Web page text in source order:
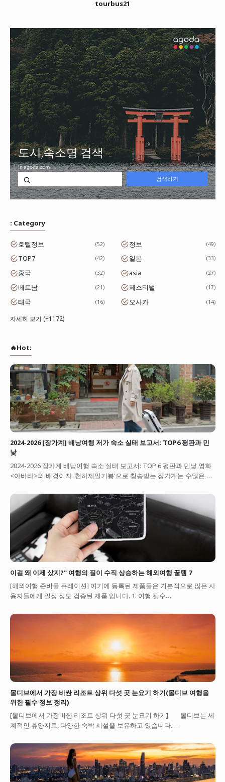
tourbus21
: Category
호텔정보 52 정보 49
TOP7 42 일본 33
중국 32 asia 27
베트남 21 페스티벌 17
태국 16 오사카 14
자세히 보기 (+1172)
🔥Hot:
2024-2026 [장가계] 배낭여행 저가 숙소 실태 보고서: TOP6 평판과 민
낯
2024-2026 장가계 배낭여행 숙소 실태 보고서: TOP 6 평판과 민낯 영화
<아바타>의 배경이자 '천하제일기봉'으로 칭송받는 장가계는 수많은 …
이걸 왜 이제 샀지?" 여행의 질이 수직 상승하는 해외여행 꿀템 7
[해외여행 준비물 큐레이션] 여기에 등록된 제품들은 기본적으로 많은 사
용자들에게 일정 정도 검증된 제품 입니다. 1. 여행 필수…
몰디브에서 가장 비싼 리조트 상위 다섯 곳 눈요기 하기(몰디브 여행을
위한 필수 정보 정리)
[몰디브에서 가장비싼 리조트 상위 다섯 곳 눈요기 하기] 몰디브는 세
계적인 휴양지로, 다양한 숙박 시설을 보유하고 있습니다.…